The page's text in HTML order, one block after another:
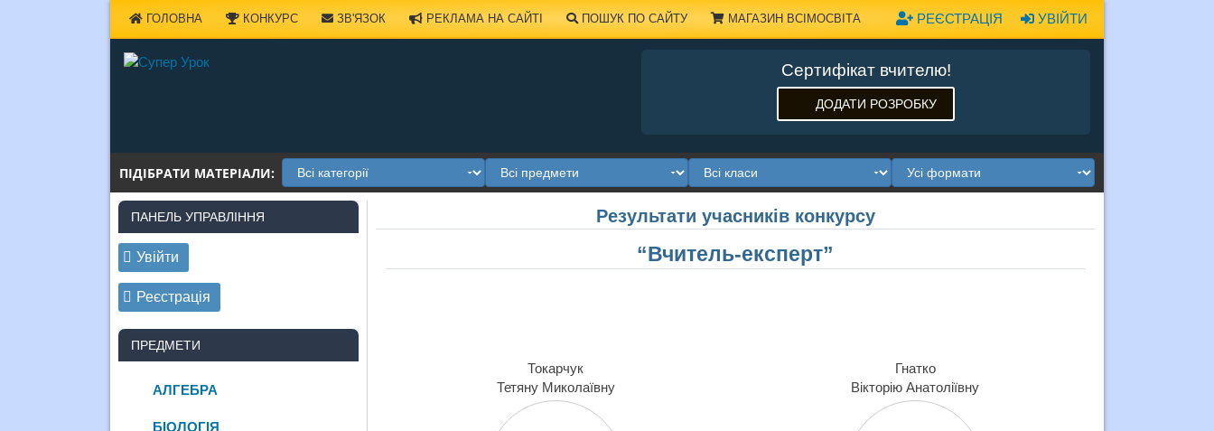
УВІЙТИ
РЕЄСТРАЦІЯ
ГОЛОВНА КОНКУРС ЗВ'ЯЗОК РЕКЛАМА НА САЙТІ ПОШУК ПО САЙТУ МАГАЗИН ВСІМОСВІТА
Сертифікат вчителю!
ДОДАТИ РОЗРОБКУ
ПІДІБРАТИ МАТЕРІАЛИ:
Результати учасників конкурсу
“Вчитель-експерт”
Токарчук
Тетяну Миколаївну
Гнатко
Вікторію Анатоліївну
ПАНЕЛЬ УПРАВЛІННЯ
Увійти
Реєстрація
ПРЕДМЕТИ
АЛГЕБРА
БІОЛОГІЯ